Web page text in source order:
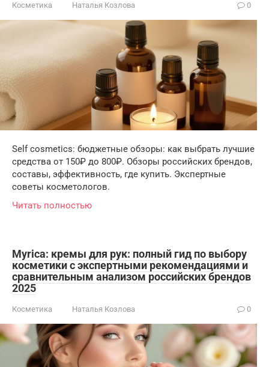
Косметика Наталья Козлова 0
Self cosmetics: бюджетные обзоры: как выбрать лучшие
средства от 150₽ до 800₽. Обзоры российских брендов,
составы, эффективность, где купить. Экспертные
советы косметологов.
Читать полностью
Myrica: кремы для рук: полный гид по выбору
косметики с экспертными рекомендациями и
сравнительным анализом российских брендов
2025
Косметика Наталья Козлова 0